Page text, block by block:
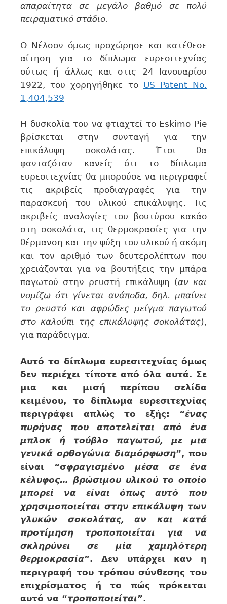
απαραίτητα σε μεγάλο βαθμό σε πολύ
πειραματικό στάδιο.
Ο Νέλσον όμως προχώρησε και κατέθεσε
αίτηση για το δίπλωμα ευρεσιτεχνίας
ούτως ή άλλως και στις 24 Ιανουαρίου
1922, του χορηγήθηκε το US Patent Νο.
1,404,539
Η δυσκολία του να φτιαχτεί το Eskimo Pie
βρίσκεται στην συνταγή για την
επικάλυψη σοκολάτας. Έτσι θα
φανταζόταν κανείς ότι το δίπλωμα
ευρεσιτεχνίας θα μπορούσε να περιγραφεί
τις ακριβείς προδιαγραφές για την
παρασκευή του υλικού επικάλυψης. Τις
ακριβείς αναλογίες του βουτύρου κακάο
στη σοκολάτα, τις θερμοκρασίες για την
θέρμανση και την ψύξη του υλικού ή ακόμη
και τον αριθμό των δευτερολέπτων που
χρειάζονται για να βουτήξεις την μπάρα
παγωτού στην ρευστή επικάλυψη (αν και
νομίζω ότι γίνεται ανάποδα, δηλ. μπαίνει
το ρευστό και αφρώδες μείγμα παγωτού
στο καλούπι της επικάλυψης σοκολάτας),
για παράδειγμα.
Αυτό το δίπλωμα ευρεσιτεχνίας όμως
δεν περιέχει τίποτε από όλα αυτά. Σε
μια και μισή περίπου σελίδα
κειμένου, το δίπλωμα ευρεσιτεχνίας
περιγράφει απλώς το εξής: “ένας
πυρήνας που αποτελείται από ένα
μπλοκ ή τούβλο παγωτού, με μια
γενικά ορθογώνια διαμόρφωση”, που
είναι “σφραγισμένο μέσα σε ένα
κέλυφος… βρώσιμου υλικού το οποίο
μπορεί να είναι όπως αυτό που
χρησιμοποιείται στην επικάλυψη των
γλυκών σοκολάτας, αν και κατά
προτίμηση τροποποιείται για να
σκληρύνει σε μία χαμηλότερη
θερμοκρασία”. Δεν υπάρχει καν η
περιγραφή του τρόπου σύνθεσης του
επιχρίσματος ή το πώς πρόκειται
αυτό να “τροποποιείται”.